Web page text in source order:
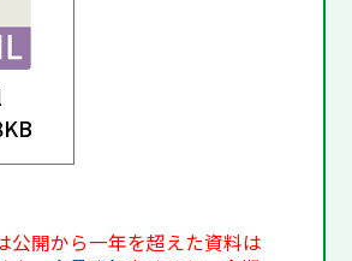
公開から一年を超えた資料は